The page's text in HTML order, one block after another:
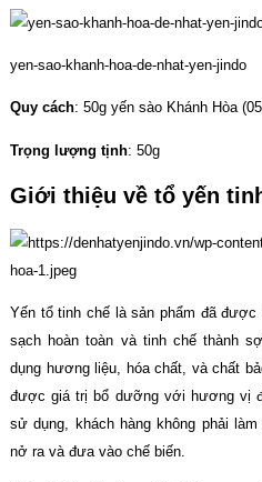
yen-sao-khanh-hoa-de-nhat-yen-jindo
Quy cách: 50g yến sào Khánh Hòa
Trọng lượng tịnh: 50g
Giới thiệu về tổ yến
Yến tổ tinh chế là sản phẩm đã
sạch hoàn toàn và tinh chế thành
dụng hương liệu, hóa chất, và chất
được giá trị bổ dưỡng với hương vị
sử dụng, khách hàng không phải
nở ra và đưa vào chế biến.